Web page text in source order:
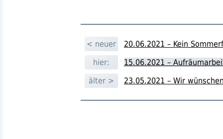
< neuer
20.06.2021 – Kein
hier:
15.06.2021 –
älter >
23.05.2021 – Wir